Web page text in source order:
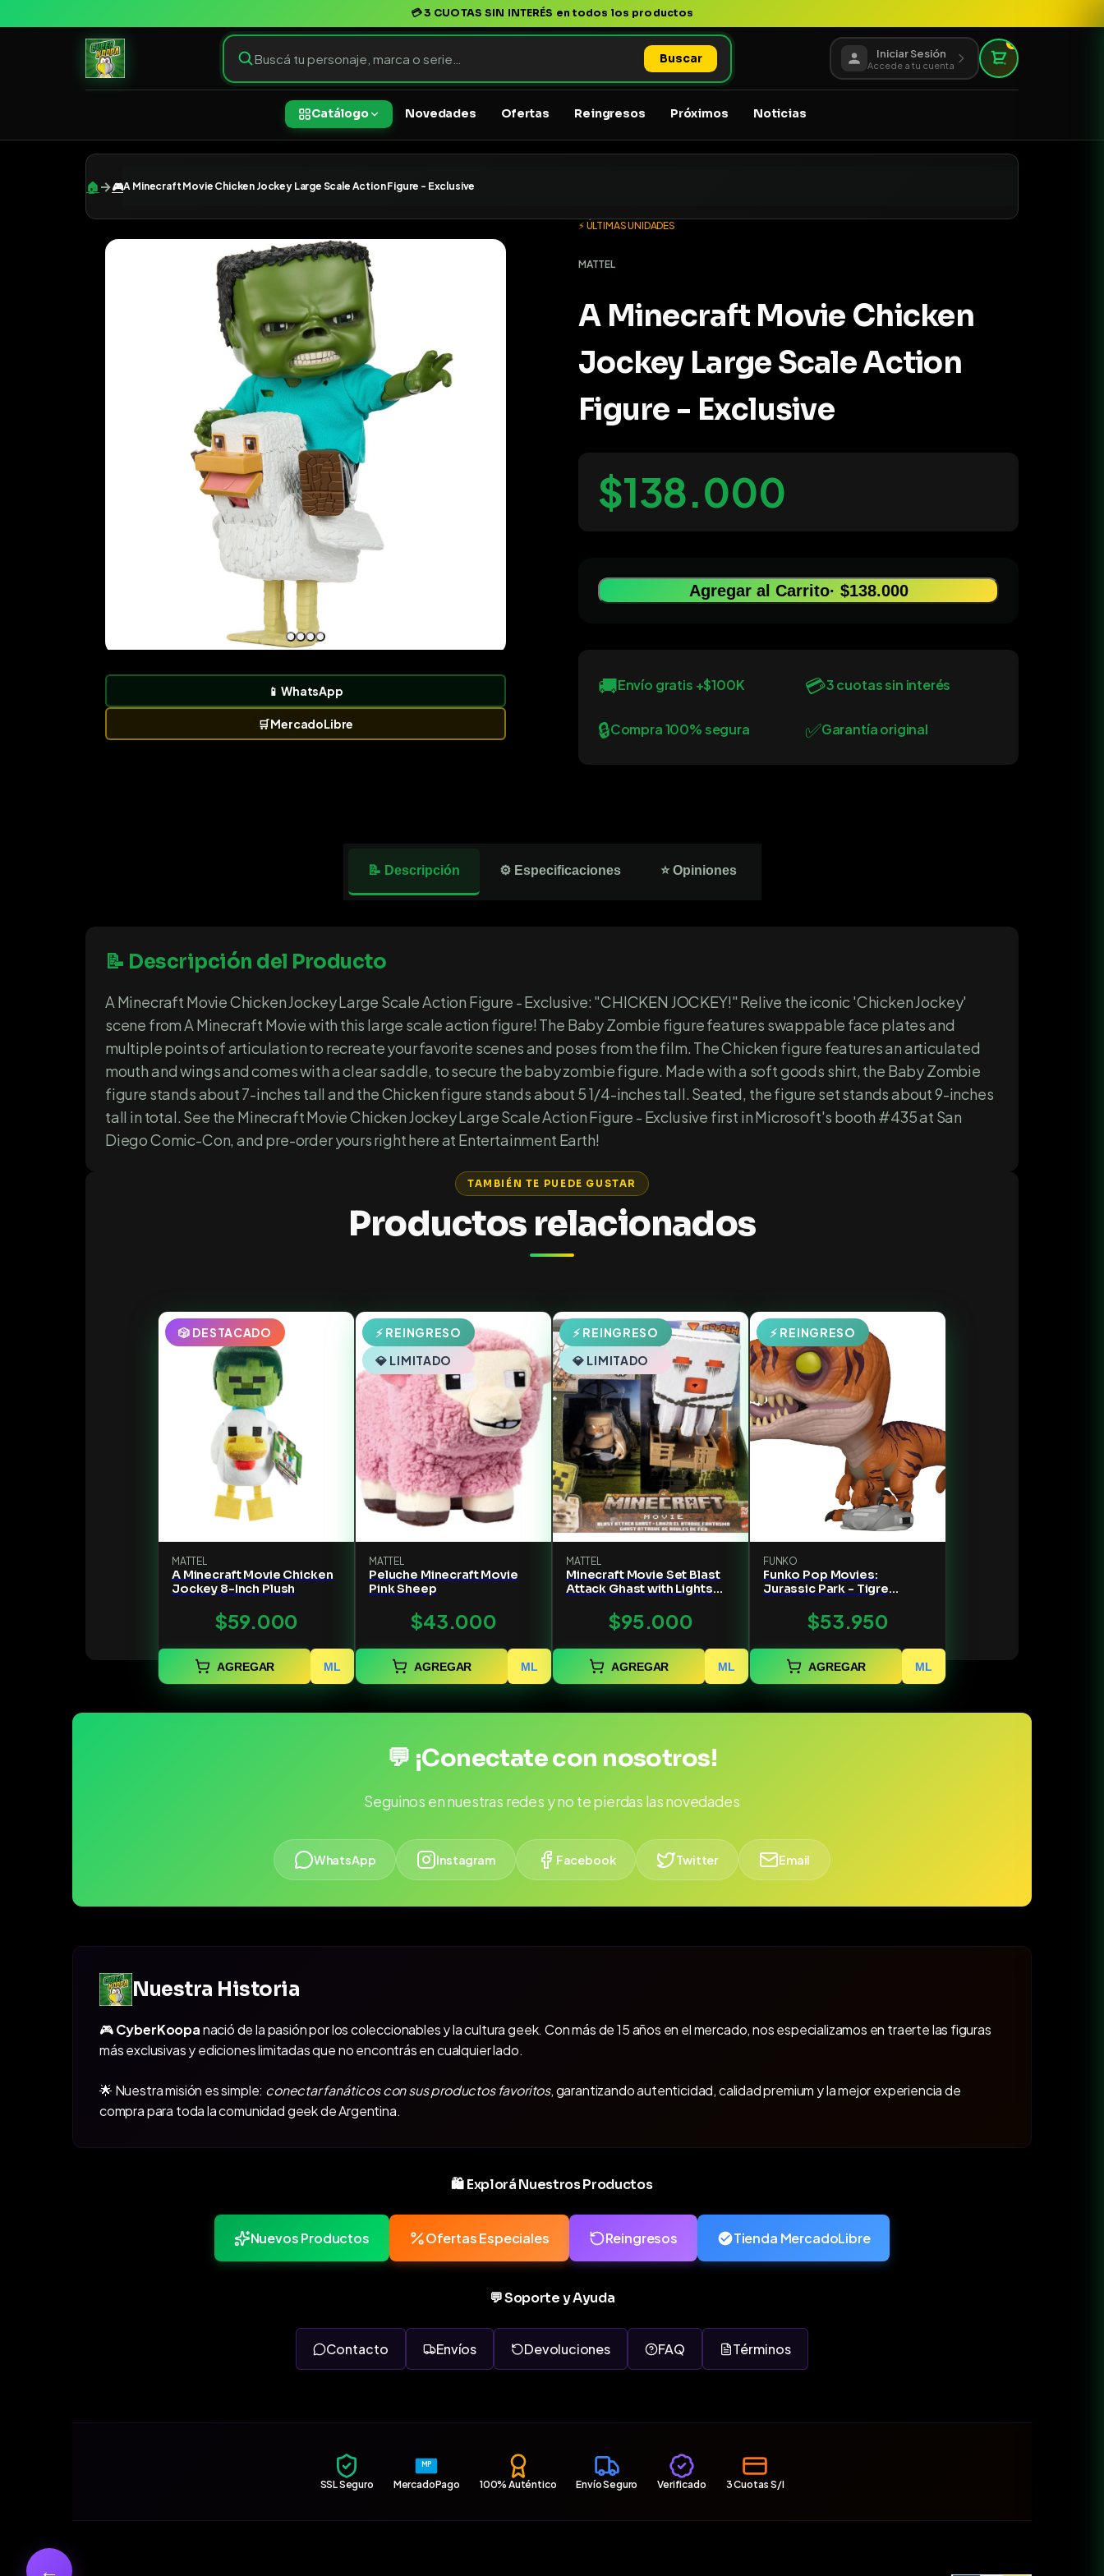
💳3 CUOTAS SIN INTERÉS en todos los productos
Buscar Iniciar Sesión
Accede a tu cuenta
0
Catálogo Novedades Ofertas Reingresos Próximos Noticias
🏠 →🎮A Minecraft Movie Chicken Jockey Large Scale Action Figure - Exclusive
📱WhatsApp
🛒MercadoLibre
⚡ ÚLTIMAS UNIDADES
MATTEL
A Minecraft Movie Chicken
Jockey Large Scale Action
Figure - Exclusive
$138.000
Agregar al Carrito· $138.000
🚚Envío gratis +$100K 💳3 cuotas sin interés
🔒Compra 100% segura ✅Garantía original
📝 Descripción ⚙️ Especificaciones ⭐ Opiniones
📝 Descripción del Producto
A Minecraft Movie Chicken Jockey Large Scale Action Figure - Exclusive: "CHICKEN JOCKEY!" Relive the iconic 'Chicken Jockey'
scene from A Minecraft Movie with this large scale action figure! The Baby Zombie figure features swappable face plates and
multiple points of articulation to recreate your favorite scenes and poses from the film. The Chicken figure features an articulated
mouth and wings and comes with a clear saddle, to secure the baby zombie figure. Made with a soft goods shirt, the Baby Zombie
figure stands about 7-inches tall and the Chicken figure stands about 5 1/4-inches tall. Seated, the figure set stands about 9-inches
tall in total. See the Minecraft Movie Chicken Jockey Large Scale Action Figure - Exclusive first in Microsoft's booth #435 at San
Diego Comic-Con, and pre-order yours right here at Entertainment Earth!
TAMBIÉN TE PUEDE GUSTAR
Productos relacionados
🎲 DESTACADO
MATTEL
A Minecraft Movie Chicken
Jockey 8-Inch Plush
$59.000
AGREGAR ML
⚡ REINGRESO
💎 LIMITADO
MATTEL
Peluche Minecraft Movie
Pink Sheep
$43.000
AGREGAR ML
⚡ REINGRESO
💎 LIMITADO
MATTEL
Minecraft Movie Set Blast
Attack Ghast with Lights
$95.000
AGREGAR ML
⚡ REINGRESO
FUNKO
Funko Pop Movies:
Jurassic Park - Tigre
$53.950
AGREGAR ML
←
💬 ¡Conectate con nosotros!
Seguinos en nuestras redes y no te pierdas las novedades
WhatsApp Instagram Facebook Twitter Email
Nuestra Historia
🎮CyberKoopanació de la pasión por los coleccionables y la cultura geek. Con más de 15 años en el mercado, nos especializamos en traerte las figuras
más exclusivas y ediciones limitadas que no encontrás en cualquier lado.
🌟 Nuestra misión es simple: conectar fanáticos con sus productos favoritos, garantizando autenticidad, calidad premium y la mejor experiencia de
compra para toda la comunidad geek de Argentina.
🛍️ Explorá Nuestros Productos
Nuevos Productos Ofertas Especiales Reingresos Tienda MercadoLibre
💬 Soporte y Ayuda
Contacto Envíos Devoluciones FAQ Términos
SSL Seguro
MP
MercadoPago 100% Auténtico Envío Seguro Verificado 3 Cuotas S/I